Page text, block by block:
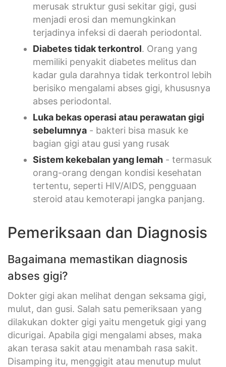
merusak struktur gusi sekitar gigi, gusi
menjadi erosi dan memungkinkan
terjadinya infeksi di daerah periodontal.
Diabetes tidak terkontrol. Orang yang
memiliki penyakit diabetes melitus dan
kadar gula darahnya tidak terkontrol lebih
berisiko mengalami abses gigi, khususnya
abses periodontal.
Luka bekas operasi atau perawatan gigi
sebelumnya - bakteri bisa masuk ke
bagian gigi atau gusi yang rusak
Sistem kekebalan yang lemah - termasuk
orang-orang dengan kondisi kesehatan
tertentu, seperti HIV/AIDS, pengguaan
steroid atau kemoterapi jangka panjang.
Pemeriksaan dan Diagnosis
Bagaimana memastikan diagnosis
abses gigi?
Dokter gigi akan melihat dengan seksama gigi,
mulut, dan gusi. Salah satu pemeriksaan yang
dilakukan dokter gigi yaitu mengetuk gigi yang
dicurigai. Apabila gigi mengalami abses, maka
akan terasa sakit atau menambah rasa sakit.
Disamping itu, menggigit atau menutup mulut